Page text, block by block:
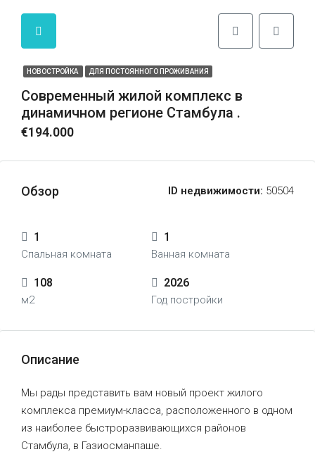
НОВОСТРОЙКА ДЛЯ ПОСТОЯННОГО ПРОЖИВАНИЯ
Современный жилой комплекс в
динамичном регионе Стамбула .
€194.000
Обзор ID недвижимости: 50504
1
Спальная комната
1
Ванная комната
108
м2
2026
Год постройки
Описание
Мы рады представить вам новый проект жилого
комплекса премиум-класса, расположенного в одном
из наиболее быстроразвивающихся районов
Стамбула, в Газиосманпаше.